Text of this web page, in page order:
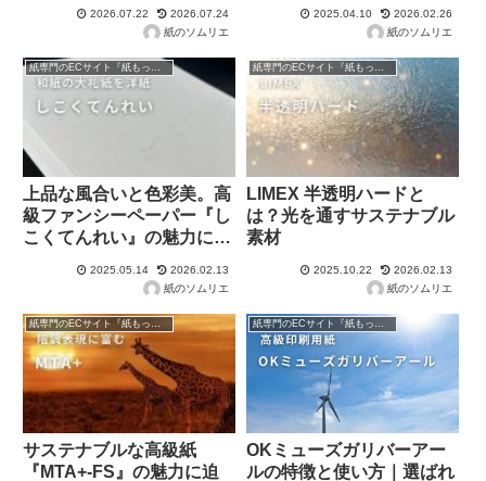
2026.07.22
2026.07.24
紙のソムリエ
2025.04.10
2026.02.26
紙のソムリエ
上品な風合いと色彩美。高
級ファンシーペーパー『し
こくてんれい』の魅力に迫
2025.05.14
2026.02.13
紙のソムリエ
LIMEX 半透明ハードと
は？光を通すサステナブル
素材
2025.10.22
2026.02.13
紙のソムリエ
サステナブルな高級紙
『MTA+-FS』の魅力に迫
OKミューズガリバーアー
ルの特徴と使い方｜選ばれ